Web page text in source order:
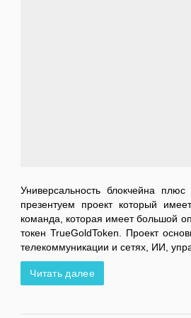
Универсальность блокчейна
презентуем проект который
команда, которая имеет большой
токен TrueGoldToken. Проект
телекоммуникации и сетях, ИИ,
Читать далее